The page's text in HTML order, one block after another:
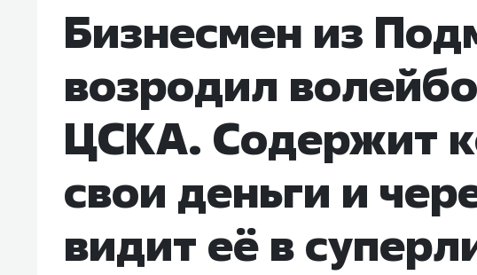
Бизнесмен из
возродил
ЦСКА. Содержит
свои деньги и
видит её в